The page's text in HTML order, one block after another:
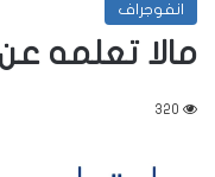
انفوجراف
مالا تعلمه
320